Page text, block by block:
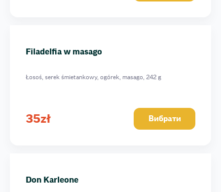
Filadelfia w masago
Łosoś, serek śmietankowy, ogórek, masago, 242 g
35zł Вибрати
Don Karleone